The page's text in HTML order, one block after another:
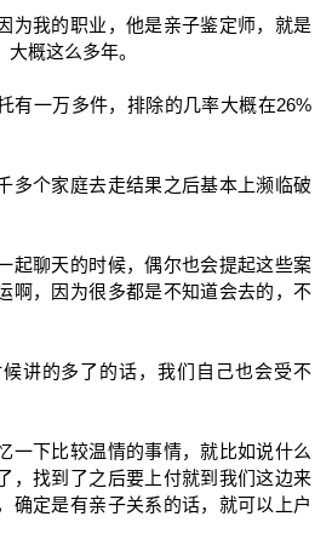
为我的职业，他是亲子鉴定师，就是
概这么多年。
有一万多件，排除的几率大概在26%
多个家庭去走结果之后基本上濒临破
起聊天的时候，偶尔也会提起这些案
啊，因为很多都是不知道会去的，不
讲的多了的话，我们自己也会受不
一下比较温情的事情，就比如说什么
，找到了之后要上付就到我们这边来
确定是有亲子关系的话，就可以上户